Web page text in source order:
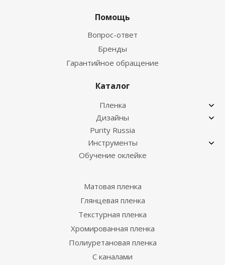
Помощь
Вопрос-ответ
Бренды
Гарантийное обращение
Каталог
Пленка
Дизайны
Purity Russia
Инструменты
Обучение оклейке
Матовая пленка
Глянцевая пленка
Текстурная пленка
Хромированная пленка
Полиуретановая пленка
С каналами